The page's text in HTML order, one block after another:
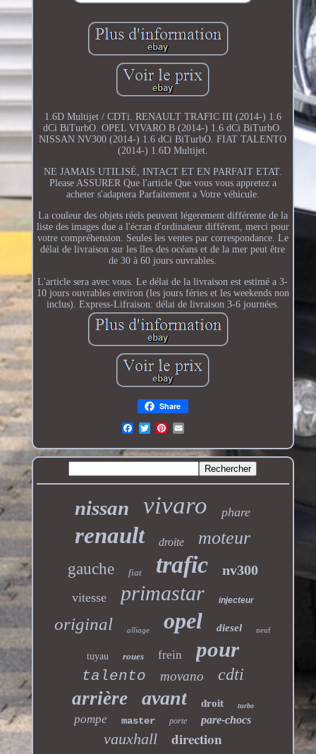
1.6D Multijet / CDTi. RENAULT TRAFIC III (2014-) 1.6
dCi BiTurbO. OPEL VIVARO B (2014-) 1.6 dCi BiTurbO.
NISSAN NV300 (2014-) 1.6 dCi BiTurbO. FIAT TALENTO
(2014-) 1.6D Multijet.
NE JAMAIS UTILISÉ, INTACT ET EN PARFAIT ETAT.
Please ASSURER Que l'article Que vous vous appretez a
acheter s'adaptera Parfaitement a Votre véhicule.
La couleur des objets réels peuvent légerement différente de la
liste des images due a l'écran d'ordinateur différent, merci pour
votre compréhension. Seules les ventes par correspondance. Le
délai de livraison sur les îles des océans et de la mer peut être
de 30 à 60 jours ouvrables.
L'article sera avec vous. Le délai de la livraison est estimé a 3-
10 jours ouvrables environ (les jours féries et les weekends non
inclus). Express-Lifraison: délai de livraison 3-6 journées.
Share
nissan vivaro phare
renault droite moteur
gauche fiat trafic nv300
vitesse primastar injecteur
original alliage opel diesel neuf
tuyau roues frein pour
talento movano cdti
arrière avant droit turbo
pompe master porte pare-chocs
vauxhall direction